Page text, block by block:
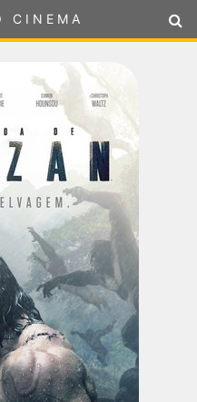
CINEMA
localização
de filmes e
você pode
a você ou a